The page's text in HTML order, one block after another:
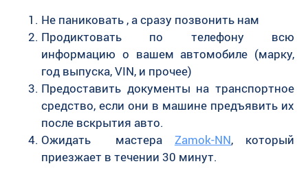
Не паниковать , а сразу позвонить нам
Продиктовать по телефону всю
информацию о вашем автомобиле (марку,
год выпуска, VIN, и прочее)
Предоставить документы на транспортное
средство, если они в машине предъявить их
после вскрытия авто.
Ожидать мастера Zamok-NN, который
приезжает в течении 30 минут.